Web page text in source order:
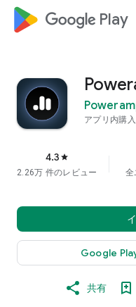
google_logo Play
アプリ内購入
4.3 star
2.26万 件のレビュー 全
Google
共有